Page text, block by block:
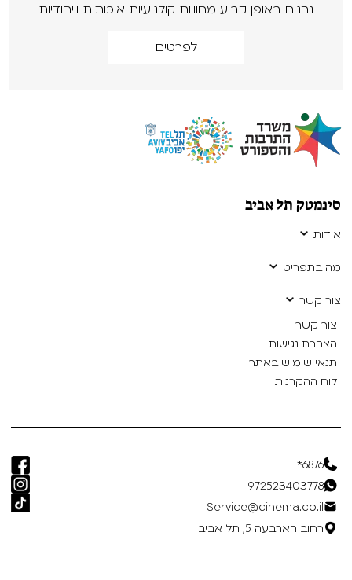
נהנים באופן קבוע מחוויות קולנועיות איכותית וייחודיות
לפרטים
סינמטק תל אביב
אודות
מה בתפריט
צור קשר
צור קשר
הצהרת נגישות
תנאי שימוש באתר
לוח ההקרנות
6876*
972523403778
Service@cinema.co.il
רחוב הארבעה 5, תל אביב